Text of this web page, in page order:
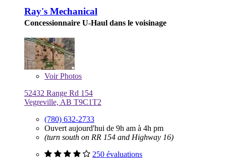
Ray's Mechanical
Concessionnaire U-Haul dans le voisinage
VoirPhotos
52432 Range Rd 154
Vegreville, AB T9C1T2
(780) 632-2733
Ouvert aujourd'hui de 9h am à 4h pm
(turn south on RR 154 and Highway 16)
250 évaluations